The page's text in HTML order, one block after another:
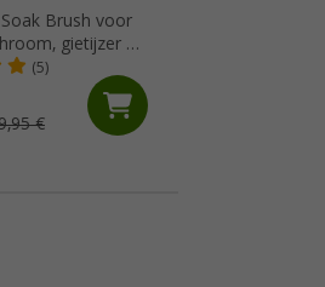
Brush voor
gietijzer en
oppervlakken
(5)
€